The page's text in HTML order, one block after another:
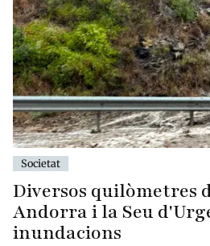
Societat
Diversos quilòmetres
Andorra i la Seu
inundacions